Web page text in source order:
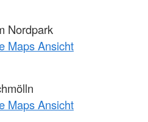
Nordpark
Maps Ansicht
Maps Ansicht